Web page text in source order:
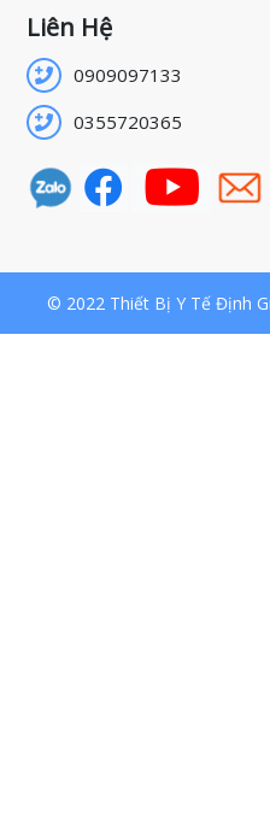
Liên Hệ
0909097133
0355720365
© 2022 Thiết Bị Y Tế Định